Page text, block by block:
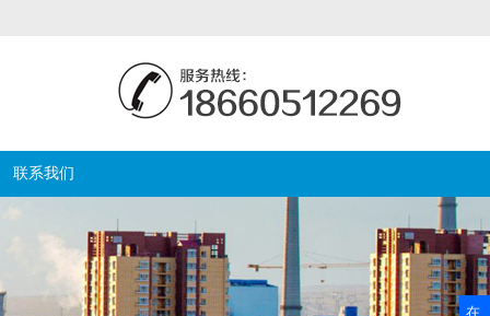
联系我们
在